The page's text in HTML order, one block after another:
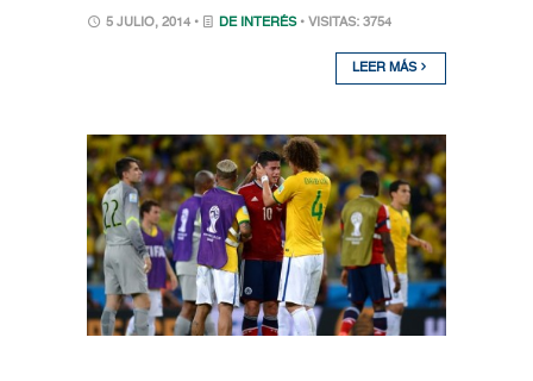
5 JULIO, 2014 • DE INTERÉS • VISITAS: 3754
LEER MÁS